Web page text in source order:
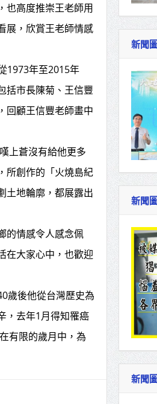
版認證 19名學員完成化
宣導信 嚴防境外勢力介
也高度推崇王老師用
展，欣賞王老師情感
1973年至2015年
括市長陳菊、王信豐
回顧王信豐老師畫中
上蒼沒有給他更多
所創作的「火燒島紀
土地輪廓，都展露出
的情感令人感念佩
在大家心中，也歡迎
歲後他從台灣歷史為
，去年1月得知罹癌
有限的歲月中，為
新聞
新聞
新聞